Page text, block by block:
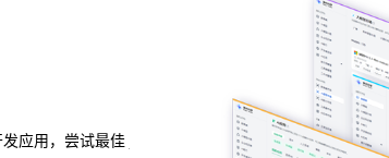
与非结构化知识
多种应用构建方式
灵活适配开箱即用
支持无代码、低代码、全代码三种配